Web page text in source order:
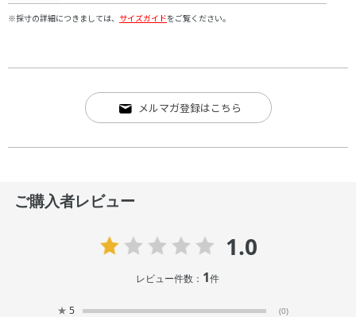
※採寸の詳細につきましては、 サイズガイドをご覧ください。
メルマガ登録はこちら
ご購入者レビュー
1.0
レビュー件数： 1件
★ 5 (0)